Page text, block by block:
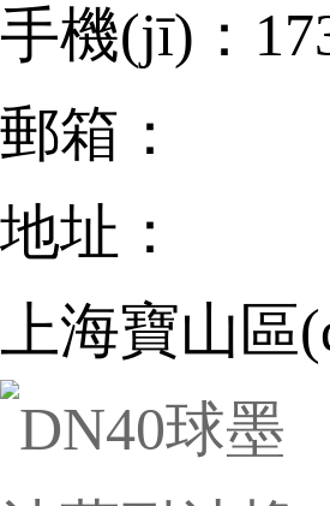
手機(jī)：
郵箱：
地址：
上海寶山